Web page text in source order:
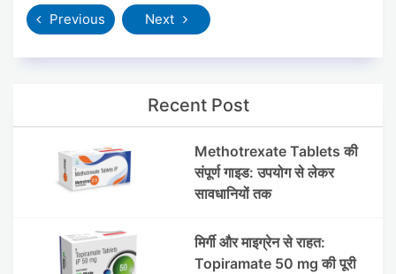
Previous Next
Recent Post
Methotrexate Tablets की
संपूर्ण गाइड: उपयोग से लेकर
सावधानियों तक
मिर्गी और माइग्रेन से राहत:
Topiramate 50 mg की पूरी